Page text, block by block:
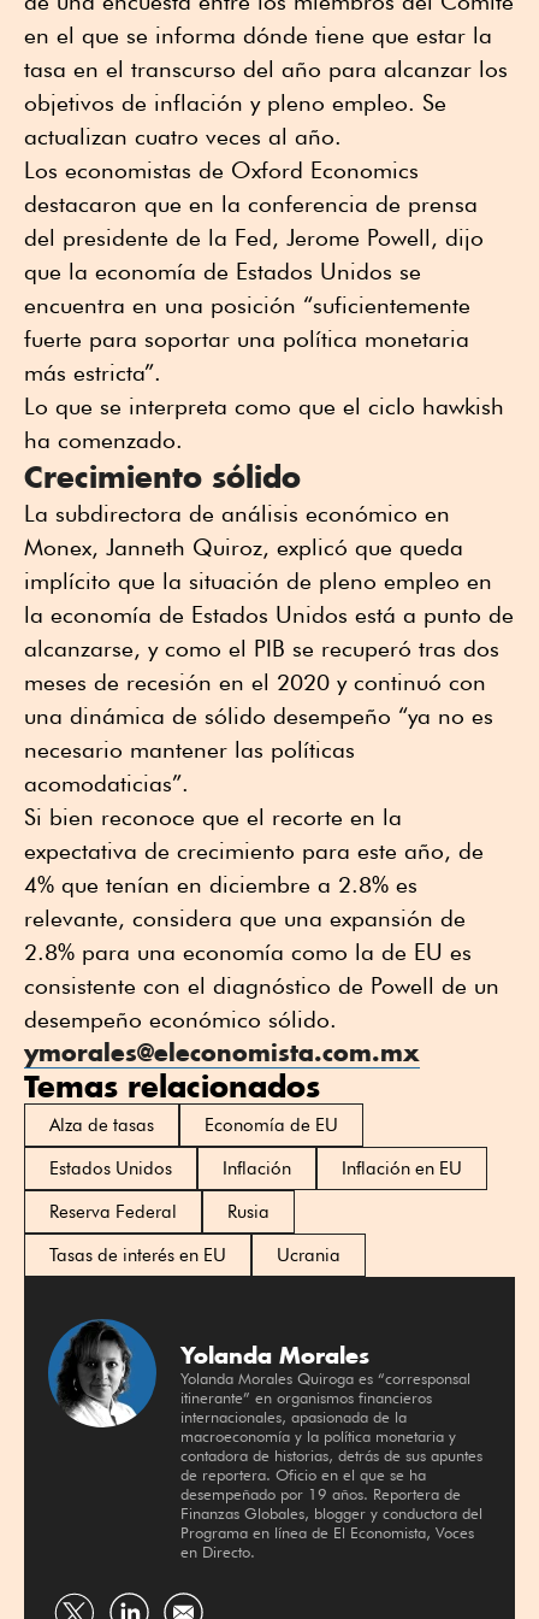
en el que se informa dónde tiene que estar la
tasa en el transcurso del año para alcanzar los
objetivos de inflación y pleno empleo. Se
actualizan cuatro veces al año.
Los economistas de Oxford Economics
destacaron que en la conferencia de prensa
del presidente de la Fed, Jerome Powell, dijo
que la economía de Estados Unidos se
encuentra en una posición “suficientemente
fuerte para soportar una política monetaria
más estricta”.
Lo que se interpreta como que el ciclo hawkish
ha comenzado.
Crecimiento sólido
La subdirectora de análisis económico en
Monex, Janneth Quiroz, explicó que queda
implícito que la situación de pleno empleo en
la economía de Estados Unidos está a punto de
alcanzarse, y como el PIB se recuperó tras dos
meses de recesión en el 2020 y continuó con
una dinámica de sólido desempeño “ya no es
necesario mantener las políticas
acomodaticias”.
Si bien reconoce que el recorte en la
expectativa de crecimiento para este año, de
4% que tenían en diciembre a 2.8% es
relevante, considera que una expansión de
2.8% para una economía como la de EU es
consistente con el diagnóstico de Powell de un
desempeño económico sólido.
ymorales@eleconomista.com.mx
Temas relacionados
Alza de tasas
Economía de EU
Estados Unidos
Inflación
Inflación en EU
Reserva Federal
Rusia
Tasas de interés en EU
Ucrania
Yolanda Morales
Yolanda Morales Quiroga es “corresponsal
itinerante” en organismos financieros
internacionales, apasionada de la
macroeconomía y la política monetaria y
contadora de historias, detrás de sus apuntes
de reportera. Oficio en el que se ha
desempeñado por 19 años. Reportera de
Finanzas Globales, blogger y conductora del
Programa en línea de El Economista, Voces
en Directo.